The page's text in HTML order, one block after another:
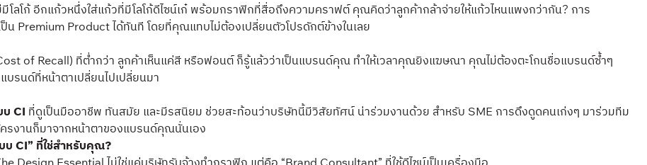
ลโก้ อีกแก้วหนึ่งใส่แก้วที่มีโลโก้ดีไซน์เก๋ พร้อมกราฟิกที่สื่อถึงความคราฟต์ คุณคิดว่าลูกค้ากล้าจ่ายให้แก้วไหนแพงกว่ากัน? การ
Premium Product ได้ทันที โดยที่คุณแทบไม่ต้องเปลี่ยนตัวโปรดักต์ข้างในเลย
of Recall) ที่ต่ำกว่า ลูกค้าเห็นแค่สี หรือฟอนต์ ก็รู้แล้วว่าเป็นแบรนด์คุณ ทำให้เวลาคุณยิงแฆษณา คุณไม่ต้องตะโกนชื่อแบรนด์ซ้ำๆ
รนด์ที่หน้าตาเปลี่ยนไปเปลี่ยนมา
CI ที่ดูเป็นมืออาชีพ ทันสมัย และมีรสนิยม ช่วยสะท้อนว่าบริษัทนี้มีวิสัยทัศน์ น่าร่วมงานด้วย สำหรับ SME การดึงดูดคนเก่งๆ มาร่วมทีม
รงานก็มาจากหน้าตาของแบรนด์คุณนั่นเอง
บ CI” ที่ใช่สำหรับคุณ?
Design Essential ไม่ใช่แค่บริษัทรับจ้างทำกราฟิก แต่คือ “Brand Consultant” ที่ใช้ดีไซน์เป็นเครื่องมือ